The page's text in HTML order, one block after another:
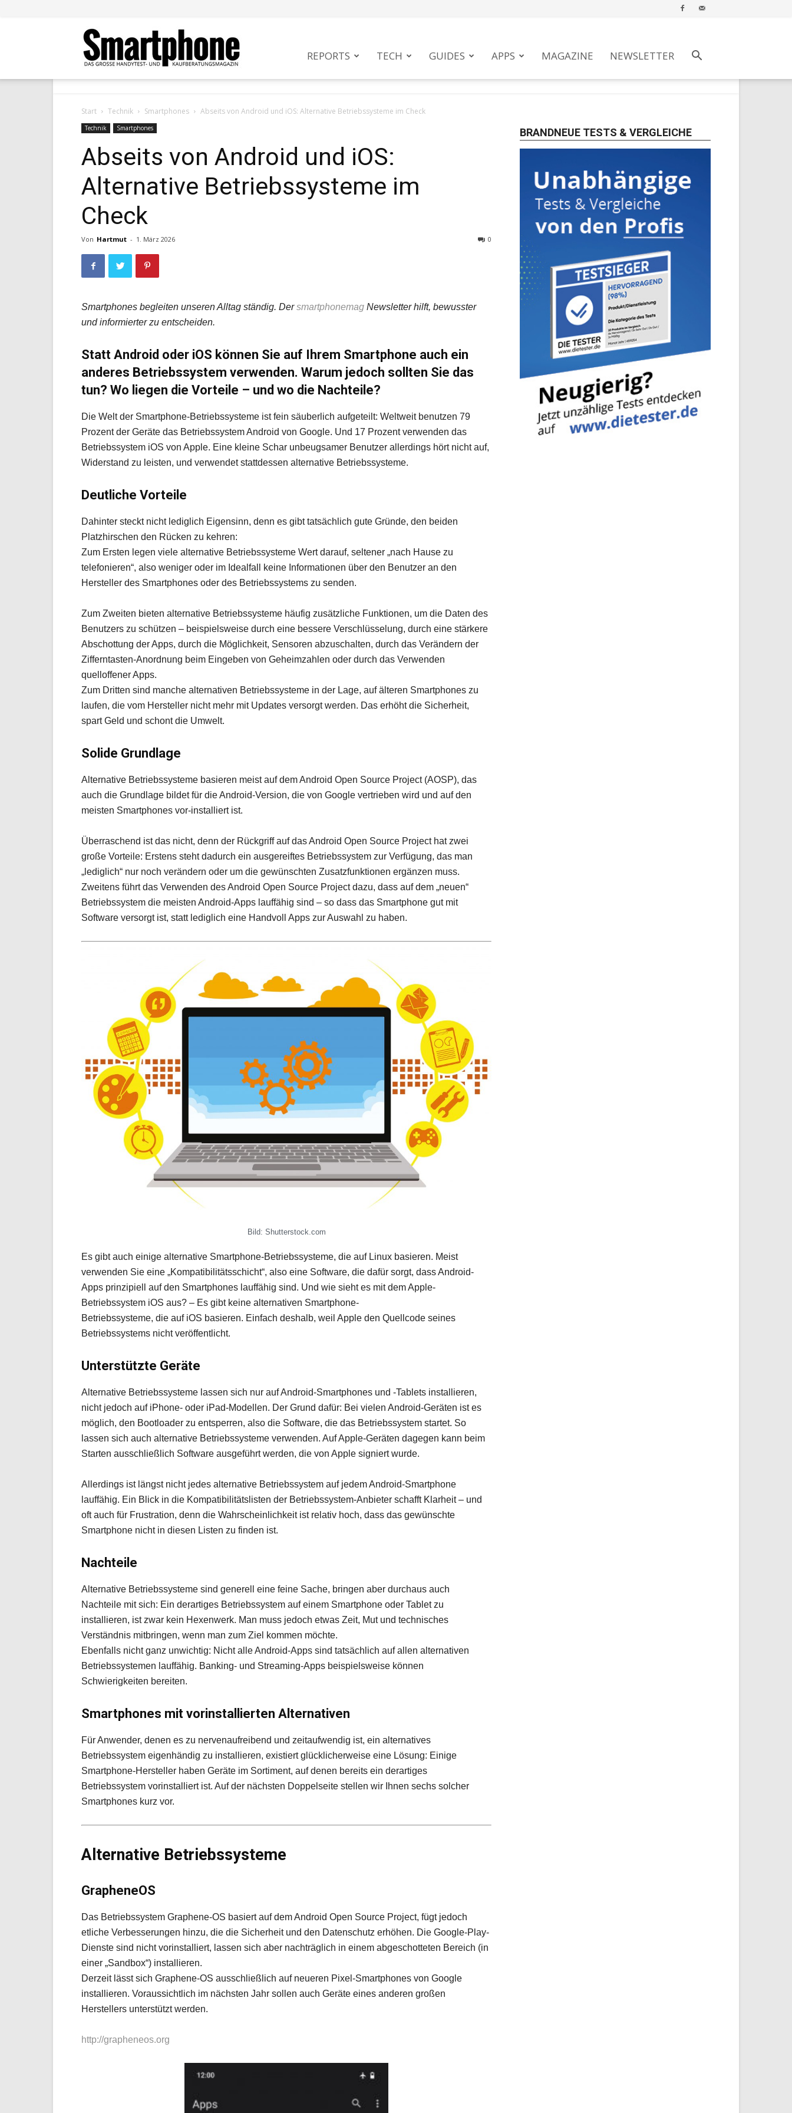
REPORTS TECH GUIDES APPS MAGAZINE NEWSLETTER
Start Technik Smartphones Abseits von Android und iOS: Alternative Betriebssysteme im Check
Technik Smartphones
Abseits von Android und iOS:
Alternative Betriebssysteme im
Check
Von Hartmut - 1. März 2026 0
Smartphones begleiten unseren Alltag ständig. Dersmartphonemag Newsletter hilft, bewusster
und informierter zu entscheiden.
Statt Android oder iOS können Sie auf Ihrem Smartphone auch ein
anderes Betriebssystem verwenden. Warum jedoch sollten Sie das
tun? Wo liegen die Vorteile – und wo die Nachteile?
Die Welt der Smartphone-Betriebssysteme ist fein säuberlich aufgeteilt: Weltweit benutzen 79
Prozent der Geräte das Betriebssystem Android von Google. Und 17 Prozent verwenden das
Betriebssystem iOS von Apple. Eine kleine Schar unbeugsamer Benutzer allerdings hört nicht auf,
Widerstand zu leisten, und verwendet stattdessen alternative Betriebssysteme.
Deutliche Vorteile
Dahinter steckt nicht lediglich Eigensinn, denn es gibt tatsächlich gute Gründe, den beiden
Platzhirschen den Rücken zu kehren:
Zum Ersten legen viele alternative Betriebssysteme Wert darauf, seltener „nach Hause zu
telefonieren“, also weniger oder im Idealfall keine Informationen über den Benutzer an den
Hersteller des Smartphones oder des Betriebssystems zu senden.
Zum Zweiten bieten alternative Betriebssysteme häufig zusätzliche Funktionen, um die Daten des
Benutzers zu schützen – beispielsweise durch eine bessere Verschlüsselung, durch eine stärkere
Abschottung der Apps, durch die Möglichkeit, Sensoren abzuschalten, durch das Verändern der
Zifferntasten-Anordnung beim Eingeben von Geheimzahlen oder durch das Verwenden
quelloffener Apps.
Zum Dritten sind manche alternativen Betriebssysteme in der Lage, auf älteren Smartphones zu
laufen, die vom Hersteller nicht mehr mit Updates versorgt werden. Das erhöht die Sicherheit,
spart Geld und schont die Umwelt.
Solide Grundlage
Alternative Betriebssysteme basieren meist auf dem Android Open Source Project (AOSP), das
auch die Grundlage bildet für die Android-Version, die von Google vertrieben wird und auf den
meisten Smartphones vor-installiert ist.
Überraschend ist das nicht, denn der Rückgriff auf das Android Open Source Project hat zwei
große Vorteile: Erstens steht dadurch ein ausgereiftes Betriebssystem zur Verfügung, das man
„lediglich“ nur noch verändern oder um die gewünschten Zusatzfunktionen ergänzen muss.
Zweitens führt das Verwenden des Android Open Source Project dazu, dass auf dem „neuen“
Betriebssystem die meisten Android-Apps lauffähig sind – so dass das Smartphone gut mit
Software versorgt ist, statt lediglich eine Handvoll Apps zur Auswahl zu haben.
Bild: Shutterstock.com
Es gibt auch einige alternative Smartphone-Betriebssysteme, die auf Linux basieren. Meist
verwenden Sie eine „Kompatibilitätsschicht“, also eine Software, die dafür sorgt, dass Android-
Apps prinzipiell auf den Smartphones lauffähig sind. Und wie sieht es mit dem Apple-
Betriebssystem iOS aus? – Es gibt keine alternativen Smartphone-
Betriebssysteme, die auf iOS basieren. Einfach deshalb, weil Apple den Quellcode seines
Betriebssystems nicht veröffentlicht.
Unterstützte Geräte
Alternative Betriebssysteme lassen sich nur auf Android-Smartphones und -Tablets installieren,
nicht jedoch auf iPhone- oder iPad-Modellen. Der Grund dafür: Bei vielen Android-Geräten ist es
möglich, den Bootloader zu entsperren, also die Software, die das Betriebssystem startet. So
lassen sich auch alternative Betriebssysteme verwenden. Auf Apple-Geräten dagegen kann beim
Starten ausschließlich Software ausgeführt werden, die von Apple signiert wurde.
Allerdings ist längst nicht jedes alternative Betriebssystem auf jedem Android-Smartphone
lauffähig. Ein Blick in die Kompatibilitätslisten der Betriebssystem-Anbieter schafft Klarheit – und
oft auch für Frustration, denn die Wahrscheinlichkeit ist relativ hoch, dass das gewünschte
Smartphone nicht in diesen Listen zu finden ist.
Nachteile
Alternative Betriebssysteme sind generell eine feine Sache, bringen aber durchaus auch
Nachteile mit sich: Ein derartiges Betriebssystem auf einem Smartphone oder Tablet zu
installieren, ist zwar kein Hexenwerk. Man muss jedoch etwas Zeit, Mut und technisches
Verständnis mitbringen, wenn man zum Ziel kommen möchte.
Ebenfalls nicht ganz unwichtig: Nicht alle Android-Apps sind tatsächlich auf allen alternativen
Betriebssystemen lauffähig. Banking- und Streaming-Apps beispielsweise können
Schwierigkeiten bereiten.
Smartphones mit vorinstallierten Alternativen
Für Anwender, denen es zu nervenaufreibend und zeitaufwendig ist, ein alternatives
Betriebssystem eigenhändig zu installieren, existiert glücklicherweise eine Lösung: Einige
Smartphone-Hersteller haben Geräte im Sortiment, auf denen bereits ein derartiges
Betriebssystem vorinstalliert ist. Auf der nächsten Doppelseite stellen wir Ihnen sechs solcher
Smartphones kurz vor.
Alternative Betriebssysteme
GrapheneOS
Das Betriebssystem Graphene-OS basiert auf dem Android Open Source Project, fügt jedoch
etliche Verbesserungen hinzu, die die Sicherheit und den Datenschutz erhöhen. Die Google-Play-
Dienste sind nicht vorinstalliert, lassen sich aber nachträglich in einem abgeschotteten Bereich (in
einer „Sandbox“) installieren.
Derzeit lässt sich Graphene-OS ausschließlich auf neueren Pixel-Smartphones von Google
installieren. Voraussichtlich im nächsten Jahr sollen auch Geräte eines anderen großen
Herstellers unterstützt werden.
http://grapheneos.org
BRANDNEUE TESTS & VERGLEICHE